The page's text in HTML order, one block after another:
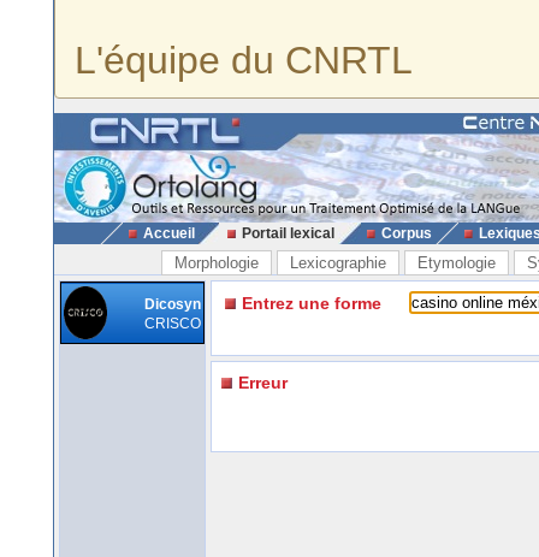
L'équipe du CNRTL
Accueil Portail lexical Corpus
Morphologie Lexicographie Etymologie
Dicosyn
CRISCO
Entrez une forme
Erreur